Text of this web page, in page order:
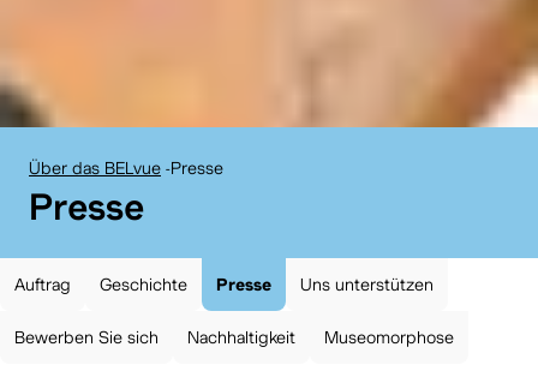
Über das BELvue -Presse
:
Presse
Auftrag Geschichte Presse Uns unterstützen
Bewerben Sie sich Nachhaltigkeit Museomorphose